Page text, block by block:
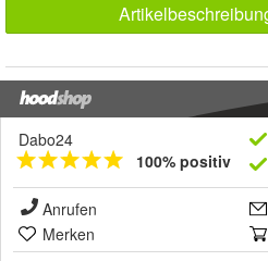
Dabo24
100% positiv
Anrufen
Merken